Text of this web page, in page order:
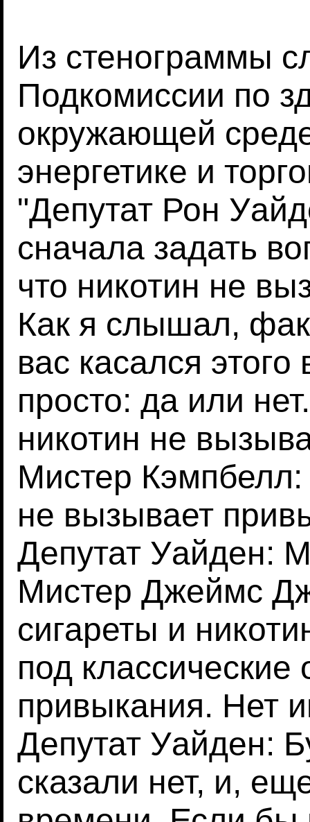
Из стенограммы
Подкомиссии по
окружающей
энергетике и
"Депутат Рон
сначала задать
что никотин не
Как я слышал,
вас касался
просто: да или
никотин не
Мистер Кэмпбелл:
не вызывает
Депутат Уайден:
Мистер Джеймс
сигареты и
под классические
привыкания. Нет
Депутат Уайден:
сказали нет, и,